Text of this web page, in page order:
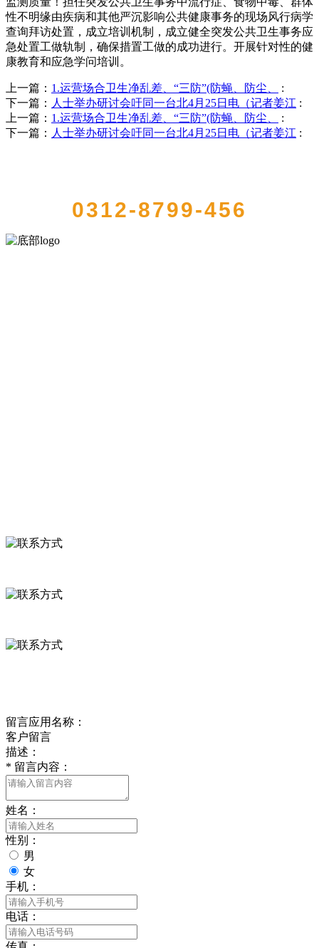
性不明缘由疾病和其他严沉影响公共健康事务的现场风行病学
查询拜访处置，成立培训机制，成立健全突发公共卫生事务应
急处置工做轨制，确保措置工做的成功进行。开展针对性的健
康教育和应急学问培训。
上一篇： 1.运营场合卫生净乱差、“三防”(防蝇、防尘、
:
下一篇： 人士举办研讨会吁同一台北4月25日电（记者姜江 :
上一篇： 1.运营场合卫生净乱差、“三防”(防蝇、防尘、
:
下一篇： 人士举办研讨会吁同一台北4月25日电（记者姜江 :
0312-8799-456
留言应用名称：
客户留言
描述：
* 留言内容：
姓名：
性别：
男
女
手机：
电话：